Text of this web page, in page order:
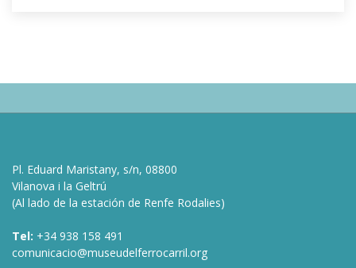
Pl. Eduard Maristany, s/n, 08800
Vilanova i la Geltrú
(Al lado de la estación de Renfe Rodalies)
Tel: +34 938 158 491
comunicacio@museudelferrocarril.org